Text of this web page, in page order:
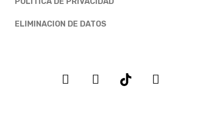
ELIMINACION DE DATOS